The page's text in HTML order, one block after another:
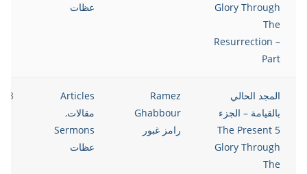
Glory Through
The
Resurrection –
Part
عظات
المجد الحالي
بالقيامة – الجزء
5 The Present
Glory Through
The
Ramez
Ghabbour
رامز غبور
Articles
مقالات,
Sermons
عظات